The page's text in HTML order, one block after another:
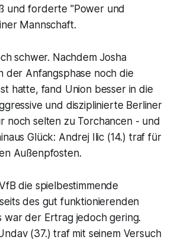
und forderte "Power und
Mannschaft.
schwer. Nachdem Josha
der Anfangsphase noch die
hatte, fand Union besser in die
und disziplinierte Berliner
noch selten zu Torchancen - und
Glück: Andrej Ilic (14.) traf für
Außenpfosten.
die spielbestimmende
des gut funktionierenden
war der Ertrag jedoch gering.
(37.) traf mit seinem Versuch